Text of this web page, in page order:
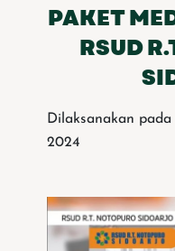
PAKET
RSUD
Dilaksanakan
2024